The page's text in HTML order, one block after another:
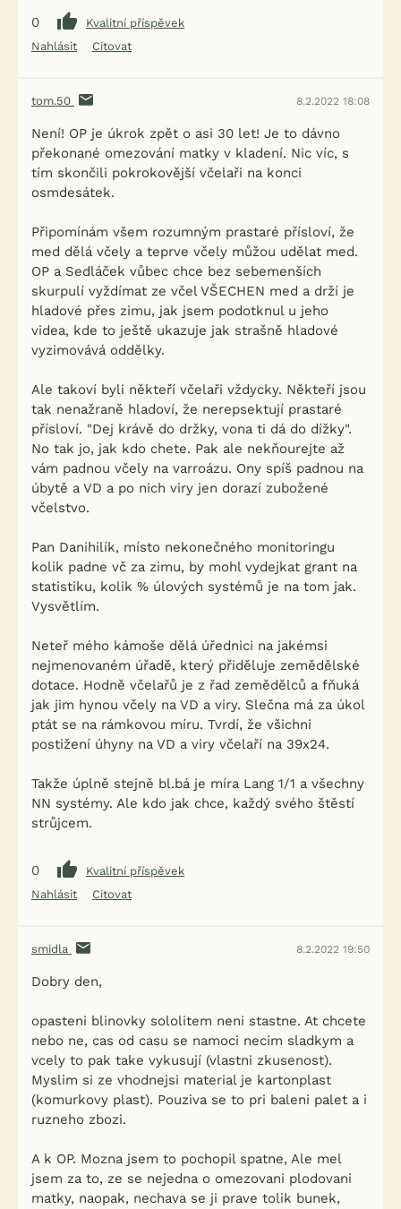
0
Kvalitní příspěvek
Nahlásit
Citovat
tom.50 8.2.2022 18:08
Není! OP je úkrok zpět o asi 30 let! Je to dávno
překonané omezování matky v kladení. Nic víc, s
tím skončili pokrokovější včelaři na konci
osmdesátek.
Připomínám všem rozumným prastaré přísloví, že
med dělá včely a teprve včely můžou udělat med.
OP a Sedláček vůbec chce bez sebemenších
skurpulí vyždímat ze včel VŠECHEN med a drží je
hladové přes zimu, jak jsem podotknul u jeho
videa, kde to ještě ukazuje jak strašně hladové
vyzimovává oddělky.
Ale takoví byli někteří včelaři vždycky. Někteří jsou
tak nenažraně hladoví, že nerepsektují prastaré
přísloví. "Dej krávě do držky, vona ti dá do dížky".
No tak jo, jak kdo chete. Pak ale nekňourejte až
vám padnou včely na varroázu. Ony spíš padnou na
úbytě a VD a po nich viry jen dorazí zubožené
včelstvo.
Pan Danihilík, místo nekonečného monitoringu
kolik padne vč za zimu, by mohl vydejkat grant na
statistiku, kolik % úlových systémů je na tom jak.
Vysvětlím.
Neteř mého kámoše dělá úřednici na jakémsi
nejmenovaném úřadě, který přiděluje zemědělské
dotace. Hodně včelařů je z řad zemědělců a fňuká
jak jim hynou včely na VD a viry. Slečna má za úkol
ptát se na rámkovou míru. Tvrdí, že všichni
postižení úhyny na VD a viry včelaří na 39x24.
Takže úplně stejně bl.bá je míra Lang 1/1 a všechny
NN systémy. Ale kdo jak chce, každý svého štěstí
strůjcem.
0
Kvalitní příspěvek
Nahlásit
Citovat
smidla 8.2.2022 19:50
Dobry den,
opasteni blinovky sololitem neni stastne. At chcete
nebo ne, cas od casu se namoci necim sladkym a
vcely to pak take vykusují (vlastni zkusenost).
Myslim si ze vhodnejsi material je kartonplast
(komurkovy plast). Pouziva se to pri baleni palet a i
ruzneho zbozi.
A k OP. Mozna jsem to pochopil spatne, Ale mel
jsem za to, ze se nejedna o omezovani plodovani
matky, naopak, nechava se ji prave tolik bunek,